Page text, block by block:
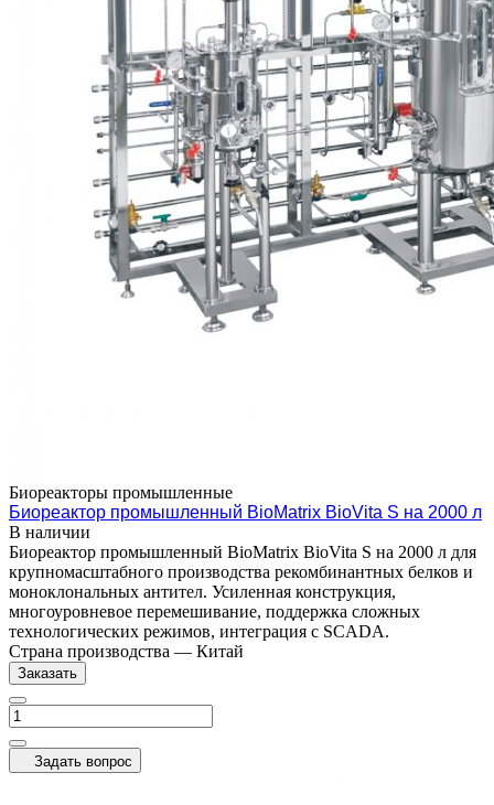
Биореакторы промышленные
Биореактор промышленный BioMatrix BioVita S на 2000 л
В наличии
Биореактор промышленный BioMatrix BioVita S на 2000 л для
крупномасштабного производства рекомбинантных белков и
моноклональных антител. Усиленная конструкция,
многоуровневое перемешивание, поддержка сложных
технологических режимов, интеграция с SCADA.
Страна производства — Китай
Заказать
Задать вопрос